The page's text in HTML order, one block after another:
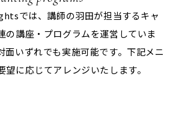
では、講師の羽田が担当するキャ
の講座・プログラムを運営していま
面いずれでも実施可能です。下記メニ
望に応じてアレンジいたします。